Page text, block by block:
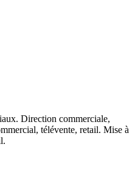
Direction commerciale,
télévente, retail. Mise à